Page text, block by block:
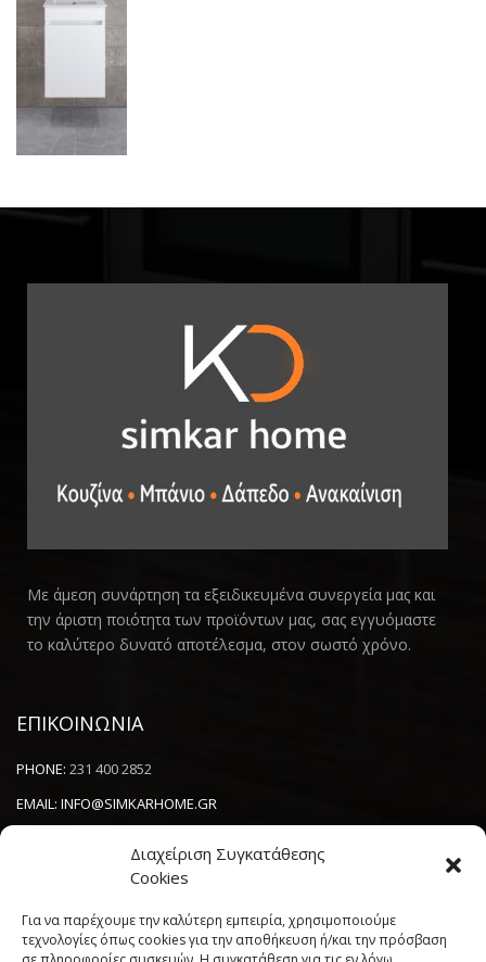
Διαχείριση Συγκατάθεσης
Cookies
Για να παρέχουμε την καλύτερη εμπειρία, χρησιμοποιούμε
τεχνολογίες όπως cookies για την αποθήκευση ή/και την πρόσβαση
Με άμεση συνάρτηση τα εξειδικευμένα συνεργεία μας και
την άριστη ποιότητα των προϊόντων μας, σας εγγυόμαστε
το καλύτερο δυνατό αποτέλεσμα, στον σωστό χρόνο.
ΕΠΙΚΟΙΝΩΝΙΑ
PHONE: 231 400 2852
EMAIL: INFO@SIMKARHOME.GR
NEWSLETTER